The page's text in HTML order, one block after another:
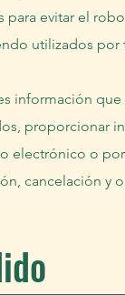
evitar el
utilizados por
información
proporcionar
electrónico o
cancelación y